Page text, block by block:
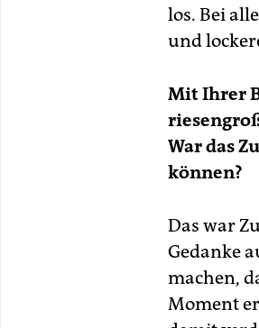
los. Bei
und
Mit Ihrer
War das
können?
Das war
Gedanke
machen,
Moment